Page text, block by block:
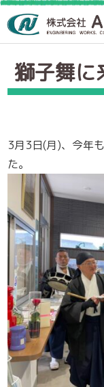
トップページ>お知
獅子舞に
3月3日(月)、今年
た。